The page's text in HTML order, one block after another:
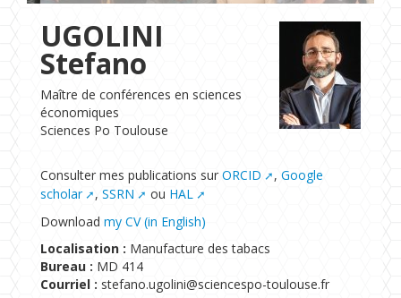
UGOLINI
Stefano
Maître de conférences en sciences
économiques
Sciences Po Toulouse
Consulter mes publications surORCID , Google
scholar
, SSRN ou HAL
Download my CV (in English)
Localisation : Manufacture des tabacs
Bureau : MD 414
Courriel : stefano.ugolini@sciencespo-toulouse.fr